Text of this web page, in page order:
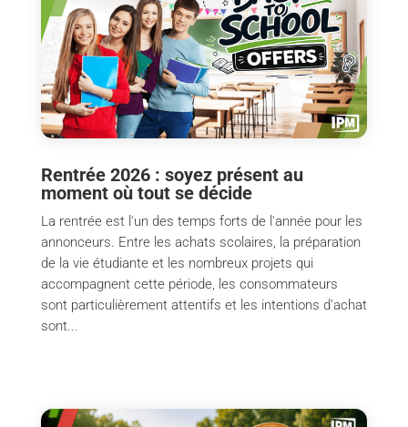
Rentrée 2026 : soyez présent au
moment où tout se décide
La rentrée est l'un des temps forts de l'année pour les
annonceurs. Entre les achats scolaires, la préparation
de la vie étudiante et les nombreux projets qui
accompagnent cette période, les consommateurs
sont particulièrement attentifs et les intentions d'achat
sont...